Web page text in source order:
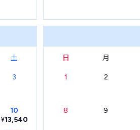
土
3
10
¥13,540
日 月
1 2
8 9